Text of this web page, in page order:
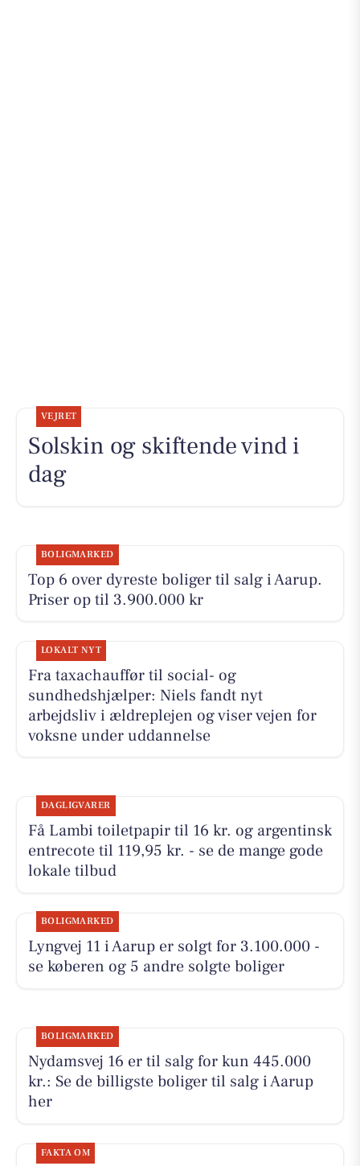
VEJRET
Solskin og skiftende vind i
dag
BOLIGMARKED
Top 6 over dyreste boliger til salg i Aarup.
Priser op til 3.900.000 kr
LOKALT NYT
Fra taxachauffør til social- og
sundhedshjælper: Niels fandt nyt
arbejdsliv i ældreplejen og viser vejen for
voksne under uddannelse
DAGLIGVARER
Få Lambi toiletpapir til 16 kr. og argentinsk
entrecote til 119,95 kr. - se de mange gode
lokale tilbud
BOLIGMARKED
Lyngvej 11 i Aarup er solgt for 3.100.000 -
se køberen og 5 andre solgte boliger
BOLIGMARKED
Nydamsvej 16 er til salg for kun 445.000
kr.: Se de billigste boliger til salg i Aarup
her
FAKTA OM